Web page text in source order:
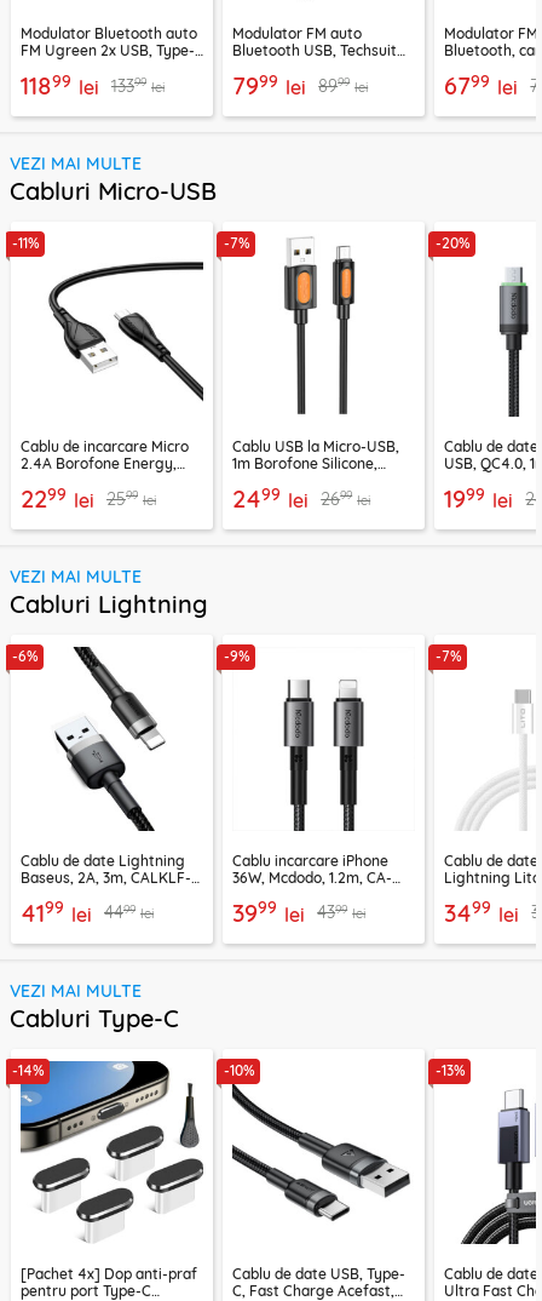
Modulator Bluetooth auto
FM Ugreen 2x USB, Type-
11899 lei 13399 lei
Modulator FM auto
Bluetooth USB, Techsuit
7999 lei 8999 lei
Modulator
Bluetooth,
6799 lei
VEZI MAI MULTE
Cabluri Micro-USB
-11%
Cablu de incarcare Micro
2.4A Borofone Energy,
2299 lei 2599 lei
-7%
Cablu USB la Micro-USB,
1m Borofone Silicone,
2499 lei 2699 lei
-20%
Cablu de
USB, QC4.0,
1999 lei
VEZI MAI MULTE
Cabluri Lightning
-6%
Cablu de date Lightning
Baseus, 2A, 3m, CALKLF-
4199 lei 4499 lei
-9%
Cablu incarcare iPhone
36W, Mcdodo, 1.2m, CA-
3999 lei 4399 lei
-7%
Cablu de date
Lightning
3499 lei
VEZI MAI MULTE
Cabluri Type-C
-14%
[Pachet 4x] Dop anti-praf
pentru port Type-C
-10%
Cablu de date USB, Type-
C, Fast Charge Acefast,
-13%
Cablu de date
Ultra Fast